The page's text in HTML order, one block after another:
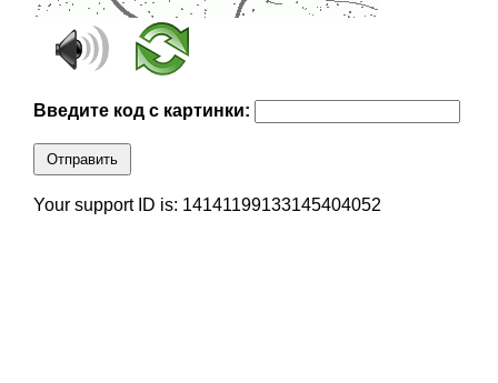
Введите код с картинки:
Отправить
Your support ID is: 14141199133145404052